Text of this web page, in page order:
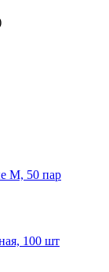
M, 50 пар
100 шт